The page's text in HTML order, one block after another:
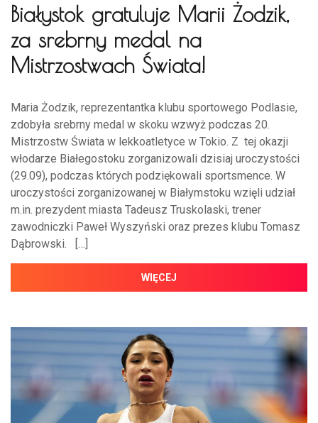
Białystok gratuluje Marii Żodzik,
za srebrny medal na
Mistrzostwach Świata!
Maria Żodzik, reprezentantka klubu sportowego Podlasie,
zdobyła srebrny medal w skoku wzwyż podczas 20.
Mistrzostw Świata w lekkoatletyce w Tokio. Z tej okazji
włodarze Białegostoku zorganizowali dzisiaj uroczystości
(29.09), podczas których podziękowali sportsmence. W
uroczystości zorganizowanej w Białymstoku wzięli udział
m.in. prezydent miasta Tadeusz Truskolaski, trener
zawodniczki Paweł Wyszyński oraz prezes klubu Tomasz
Dąbrowski. […]
WIĘCEJ